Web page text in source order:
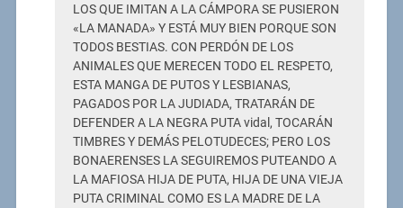
LOS QUE IMITAN A LA CÁMPORA SE PUSIERON
«LA MANADA» Y ESTÁ MUY BIEN PORQUE SON
TODOS BESTIAS. CON PERDÓN DE LOS
ANIMALES QUE MERECEN TODO EL RESPETO,
ESTA MANGA DE PUTOS Y LESBIANAS,
PAGADOS POR LA JUDIADA, TRATARÁN DE
DEFENDER A LA NEGRA PUTA vidal, TOCARÁN
TIMBRES Y DEMÁS PELOTUDECES; PERO LOS
BONAERENSES LA SEGUIREMOS PUTEANDO A
LA MAFIOSA HIJA DE PUTA, HIJA DE UNA VIEJA
PUTA CRIMINAL COMO ES LA MADRE DE LA